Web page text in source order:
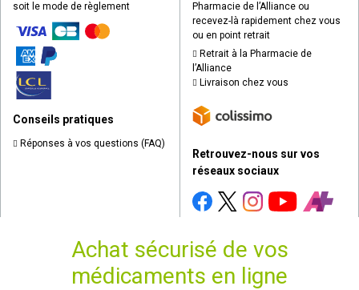
soit le mode de règlement
Conseils pratiques
Réponses à vos questions (FAQ)
Pharmacie de l’Alliance ou
recevez-là rapidement chez vous
ou en point retrait
Retrait à la Pharmacie de
l’Alliance
Livraison chez vous
Retrouvez-nous sur vos
réseaux sociaux
Achat sécurisé de vos
médicaments en ligne